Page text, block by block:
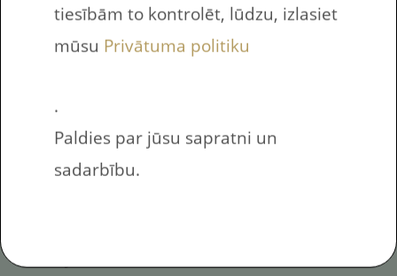
Trijstūris
Triangle
Aplis
Taisnstūris
tiesībām to kontrolēt, lūdzu, izlasiet
mūsu Privātuma politiku
.
Paldies par jūsu sapratni un
sadarbību.